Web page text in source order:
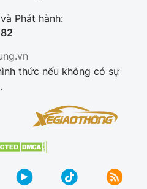
Phát hành:
thức nếu không có sự